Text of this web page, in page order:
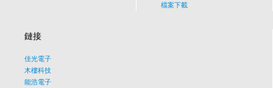
檔案下載
鏈接
佳光電子
木樓科技
能浩電子